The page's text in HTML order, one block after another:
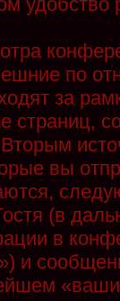
по
за
страниц,
вы
(в
в
и